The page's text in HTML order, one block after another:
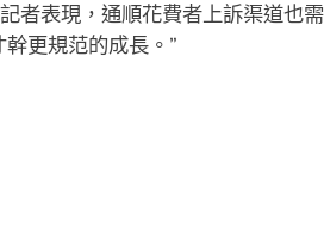
者表現，通順花費者上訴渠道也
更規范的成長。”